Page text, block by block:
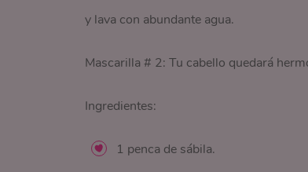
y lava con abundante agua.
Mascarilla # 2: Tu cabello quedará
Ingredientes:
1 penca de sábila.